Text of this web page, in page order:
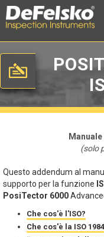
(solo
Questo addendum al
supporto per la funzione
PosiTector 6000
Che cos'è l'ISO?
Che cos'è la ISO